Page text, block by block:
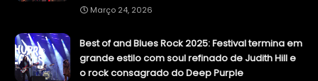
Março 24, 2026
Best of and Blues Rock 2025: Festival termina em
grande estilo com soul refinado de Judith Hill e
o rock consagrado do Deep Purple